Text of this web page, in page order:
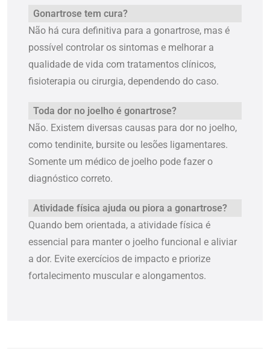
Gonartrose tem cura?
Não há cura definitiva para a gonartrose, mas é
possível controlar os sintomas e melhorar a
qualidade de vida com tratamentos clínicos,
fisioterapia ou cirurgia, dependendo do caso.
Toda dor no joelho é gonartrose?
Não. Existem diversas causas para dor no joelho,
como tendinite, bursite ou lesões ligamentares.
Somente um médico de joelho pode fazer o
diagnóstico correto.
Atividade física ajuda ou piora a gonartrose?
Quando bem orientada, a atividade física é
essencial para manter o joelho funcional e aliviar
a dor. Evite exercícios de impacto e priorize
fortalecimento muscular e alongamentos.